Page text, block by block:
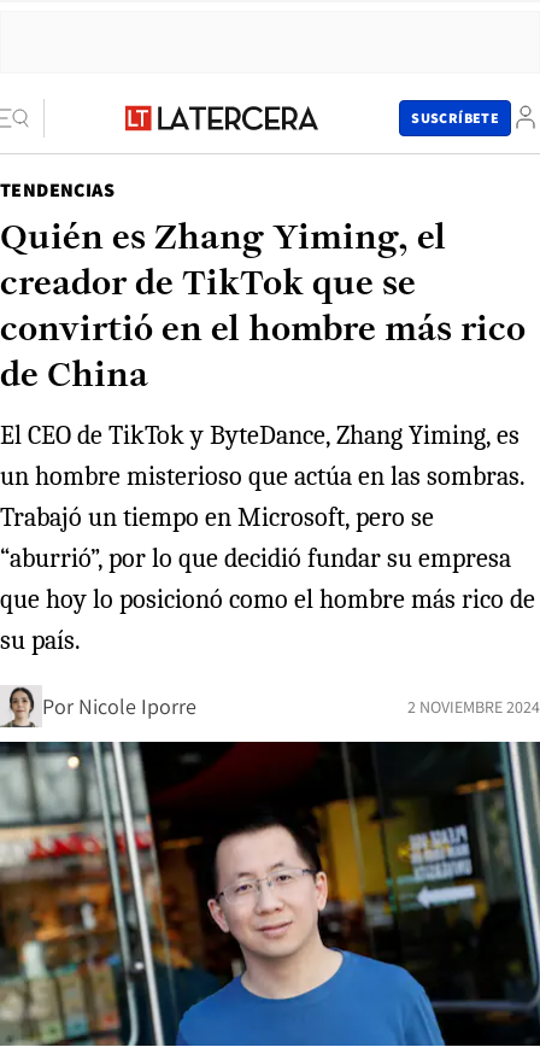
SUSCRÍBETE
TENDENCIAS
Quién es Zhang Yiming, el
creador de TikTok que se
convirtió en el hombre más rico
de China
El CEO de TikTok y ByteDance, Zhang Yiming, es
un hombre misterioso que actúa en las sombras.
Trabajó un tiempo en Microsoft, pero se
“aburrió”, por lo que decidió fundar su empresa
que hoy lo posicionó como el hombre más rico de
su país.
Por Nicole Iporre 2 NOVIEMBRE 2024